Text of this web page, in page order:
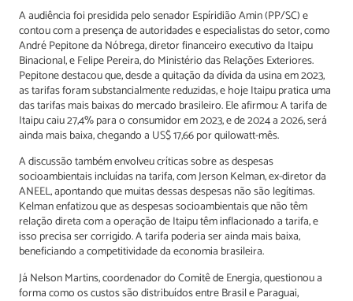
A audiência foi presidida pelo senador Espíridião Amin (PP/SC) e
contou com a presença de autoridades e especialistas do setor, como
André Pepitone da Nóbrega, diretor financeiro executivo da Itaipu
Binacional, e Felipe Pereira, do Ministério das Relações Exteriores.
Pepitone destacou que, desde a quitação da dívida da usina em 2023,
as tarifas foram substancialmente reduzidas, e hoje Itaipu pratica uma
das tarifas mais baixas do mercado brasileiro. Ele afirmou: A tarifa de
Itaipu caiu 27,4% para o consumidor em 2023, e de 2024 a 2026, será
ainda mais baixa, chegando a US$ 17,66 por quilowatt-mês.
A discussão também envolveu críticas sobre as despesas
socioambientais incluídas na tarifa, com Jerson Kelman, ex-diretor da
ANEEL, apontando que muitas dessas despesas não são legítimas.
Kelman enfatizou que as despesas socioambientais que não têm
relação direta com a operação de Itaipu têm inflacionado a tarifa, e
isso precisa ser corrigido. A tarifa poderia ser ainda mais baixa,
beneficiando a competitividade da economia brasileira.
Já Nelson Martins, coordenador do Comitê de Energia, questionou a
forma como os custos são distribuídos entre Brasil e Paraguai,